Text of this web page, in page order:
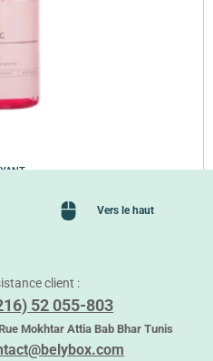
Vers le haut
client :
52 055-803
Mokhtar Attia Bab Bhar Tunis